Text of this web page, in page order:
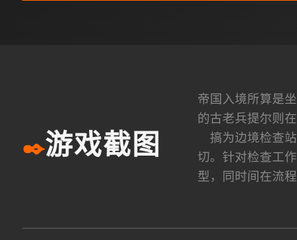
✒️游戏截图
帝国入境所算是
的古老兵提尔则
搞为边境检查
切。针对检查工
型，同时间在流